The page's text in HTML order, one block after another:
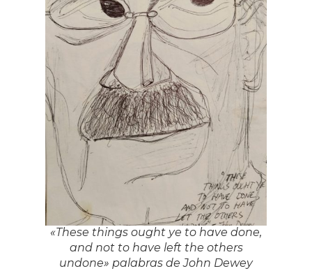
«These things ought ye to have done,
and not to have left the others
undone» palabras de John Dewey